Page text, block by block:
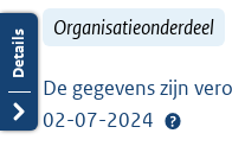
Organisatieonderdeel
De gegevens zijn
02-07-2024